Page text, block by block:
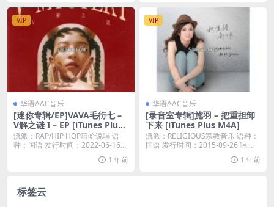
VIP
华语AAC音乐
[迷你专辑/EP]VAVA毛衍七 –
V解之谜 I – EP [iTunes Plus
AAC M4A]
流派：RAP/HIP HOP嘻哈说唱 语
种：国语 发行时间：2022-06-16...
1 年前
VIP
华语AAC音乐
[录音室专辑]施羽 – 把重担卸
下来 [iTunes Plus M4A]
流派：RELIGIOUS宗教音乐 语种：
国语 发行时间：2015-09-26 唱...
1 年前
标签云